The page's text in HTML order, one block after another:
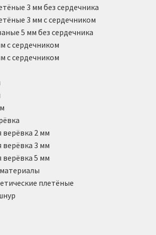
3 мм без сердечника
3 мм с сердечником
5 мм без сердечника
с сердечником
с сердечником
верёвка 2 мм
верёвка 3 мм
верёвка 5 мм
плетёные